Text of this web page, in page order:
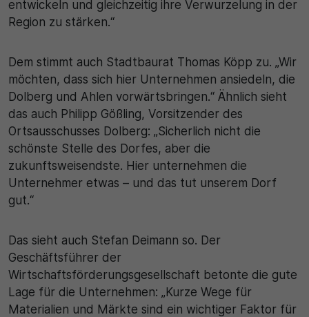
entwickeln und gleichzeitig ihre Verwurzelung in der
Region zu stärken.“
Dem stimmt auch Stadtbaurat Thomas Köpp zu. „Wir
möchten, dass sich hier Unternehmen ansiedeln, die
Dolberg und Ahlen vorwärtsbringen.“ Ähnlich sieht
das auch Philipp Gößling, Vorsitzender des
Ortsausschusses Dolberg: „Sicherlich nicht die
schönste Stelle des Dorfes, aber die
zukunftsweisendste. Hier unternehmen die
Unternehmer etwas – und das tut unserem Dorf
gut.“
Das sieht auch Stefan Deimann so. Der
Geschäftsführer der
Wirtschaftsförderungsgesellschaft betonte die gute
Lage für die Unternehmen: „Kurze Wege für
Materialien und Märkte sind ein wichtiger Faktor für